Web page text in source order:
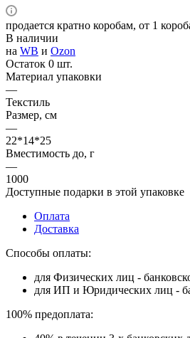
продается кратно коробам, от 1
В наличии
на WB и Ozon
Остаток 0 шт.
Материал упаковки
—
Текстиль
Размер, см
—
22*14*25
Вместимость до, г
—
1000
Доступные подарки в этой упаковке
Оплата
Доставка
Способы оплаты:
для Физических лиц -
для ИП и Юридических лиц -
100% предоплата: